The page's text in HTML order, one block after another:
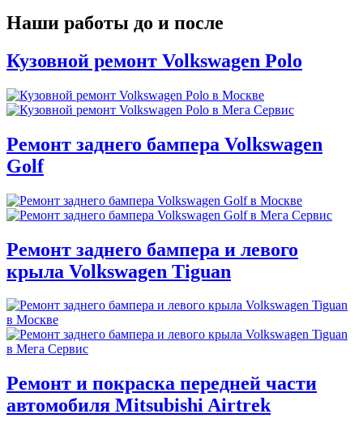
Наши работы до и после
Кузовной ремонт Volkswagen Polo
Ремонт заднего бампера Volkswagen
Golf
Ремонт заднего бампера и левого
крыла Volkswagen Tiguan
Ремонт и покраска передней части
автомобиля Mitsubishi Airtrek